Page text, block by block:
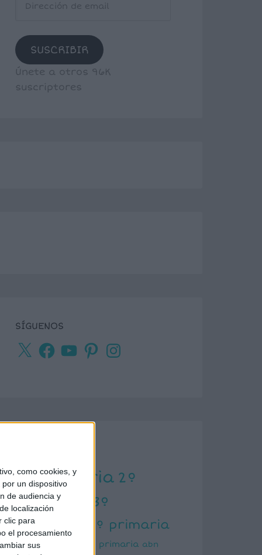
como cookies, y
un dispositivo
de audiencia y
localización
clic para
el procesamiento
sus
SUSCRIBIR
Únete a otros 96K
suscriptores
SÍGUENOS
X
Facebook
YouTubePinterestInstagram
1º primaria 2º
primaria
3º
primaria
4º primaria
5º primaria 6º primaria abn